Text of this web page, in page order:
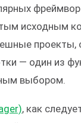
исходным
— один из
выбором.
, как